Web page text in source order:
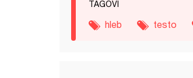
TAGOVI
hleb testo